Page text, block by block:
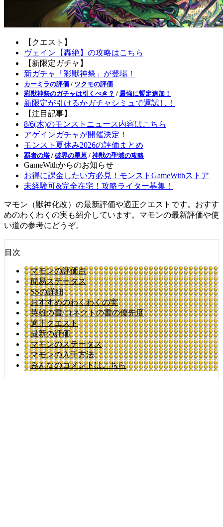
【クエスト】
ヴェイン【轟絶】の攻略はこちら
【新限定ガチャ】
新ガチャ「彩獣神祭」が登場！
カーミラの評価 / ツクモの評価
彩獣神祭のガチャは引くべき？ / 最強に暫定追加！
新限定が引けるかガチャシミュで運試し！
【注目記事】
8/6(木)のモンストニュース内容はこちら
アゲインガチャが開催決定！
モンスト夏休み2026の評価まとめ
覇者の塔 / 破界の星墓 / 神獣の聖域の攻略
GameWithからのお知らせ
お得に課金したい方必見！モンストGameWithストア
未経験可&完全在宅！攻略ライター募集！
マモン（獣神化改）の最新評価や適正クエストです。おすす
めのわくわくの実も紹介しています。マモンの最新評価や使
い道の参考にどうぞ。
目次
マモンの評価点
簡易ステータス
SSの詳細
おすすめのわくわくの実
英雄の書/コネクトの書の優先度
適正クエスト
最新の評価
マモンのステータス
マモンの入手方法
みんなのコメントはこちら